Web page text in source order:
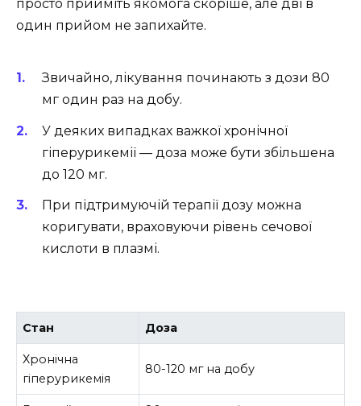
просто прийміть якомога скоріше, але дві в
один прийом не запихайте.
Звичайно, лікування починають з дози 80
мг один раз на добу.
У деяких випадках важкої хронічної
гіперурикемії — доза може бути збільшена
до 120 мг.
При підтримуючій терапії дозу можна
коригувати, враховуючи рівень сечової
кислоти в плазмі.
Стан Доза
Хронічна
гіперурикемія
80-120 мг на добу